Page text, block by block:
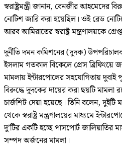
স্বরাষ্ট্রমন্ত্রী জানান, বেনজীর আহমেদের
নোটিশ জারি করা হয়েছিল। ওই রেড
আরব আমিরাতের স্বরাষ্ট্র মন্ত্রণালয়কে
দুর্নীতি দমন কমিশনের (দুদক)
ইসলাম গতকাল বিকেলে প্রেস
মামলায় ইন্টারপোলের সহযোগিতায় দুবাই
বিরুদ্ধে দুদকের দায়ের করা ছয়টি মামলা
চার্জশিট দেয়া হয়েছে। তিনি বলেন, দুইটি
থেকে স্বরাষ্ট্র মন্ত্রণালয়ের মাধ্যমে
দু’টির একটি হচ্ছে পাসপোর্ট জালিয়াতির
সম্পদ অর্জনের মামলা।